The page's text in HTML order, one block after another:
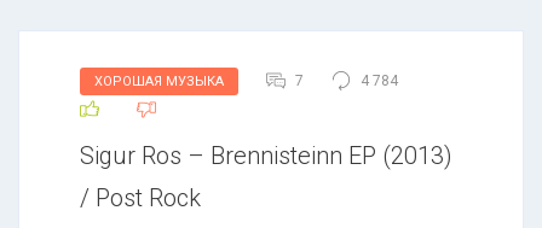
ХОРОШАЯ МУЗЫКА 7 4 784
Sigur Ros – Brennisteinn EP (2013)
/ Post Rock